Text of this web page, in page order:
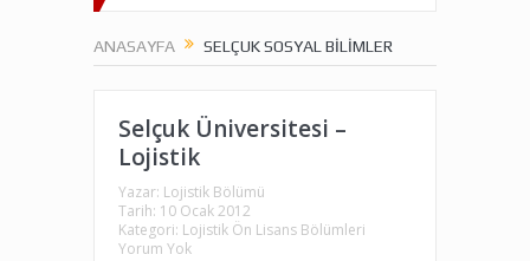
ANASAYFA SELÇUK SOSYAL BILIMLER
Selçuk Üniversitesi –
Lojistik
Yazar: Lojistik Bölümü
Tarih: 10 Ocak 2012
Kategori: Lojistik Ön Lisans Bölümleri
Yorum Yok